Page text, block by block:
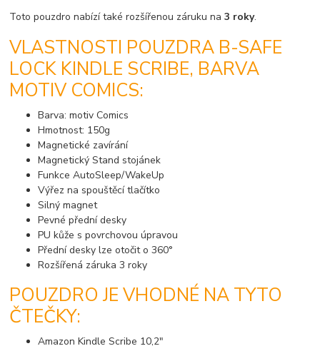
Toto pouzdro nabízí také rozšířenou záruku na3 roky.
VLASTNOSTI POUZDRA B-SAFE
LOCK KINDLE SCRIBE, BARVA
MOTIV COMICS:
Barva: motiv Comics
Hmotnost: 150g
Magnetické zavírání
Magnetický Stand stojánek
Funkce AutoSleep/WakeUp
Výřez na spouštěcí tlačítko
Silný magnet
Pevné přední desky
PU kůže s povrchovou úpravou
Přední desky lze otočit o 360°
Rozšířená záruka 3 roky
POUZDRO JE VHODNÉ NA TYTO
ČTEČKY:
Amazon Kindle Scribe 10,2"